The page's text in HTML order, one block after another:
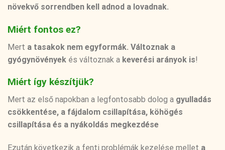
növekvő sorrendben kell adnod a lovadnak.
Miért fontos ez?
Mert a tasakok nem egyformák. Változnak a
gyógynövények és változnak a keverési arányok is!
Miért így készítjük?
Mert az első napokban a legfontosabb dolog a gyulladás
csökkentése, a fájdalom csillapítása, köhögés
csillapítása és a nyákoldás megkezdése
Ezután következik a fenti problémák kezelése mellet a